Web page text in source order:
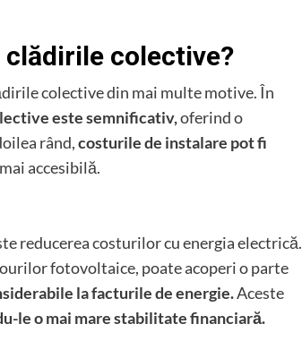
colective?
colective din mai multe motive. În
este semnificativ,oferind o
rând,costurile de instalare pot fi
accesibilă.
reducerea costurilor cu energia electrică.
fotovoltaice, poate acoperi o parte
la facturile de energie.Aceste
le o mai mare stabilitate financiară.